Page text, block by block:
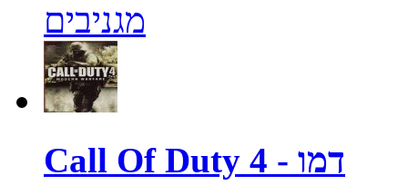
מגניבים
Call Of Duty 4 - דמו